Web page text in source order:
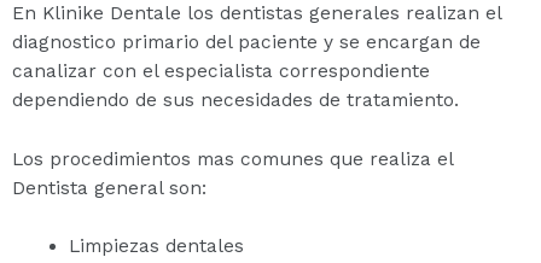
En Klinike Dentale los dentistas generales realizan el
diagnostico primario del paciente y se encargan de
canalizar con el especialista correspondiente
dependiendo de sus necesidades de tratamiento.
Los procedimientos mas comunes que realiza el
Dentista general son:
Limpiezas dentales